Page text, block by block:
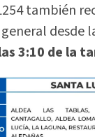
también
desde
3:10 de la